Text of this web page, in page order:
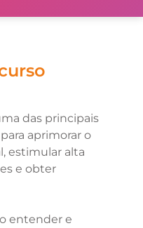
das principais
aprimorar o
estimular alta
e obter
entender e